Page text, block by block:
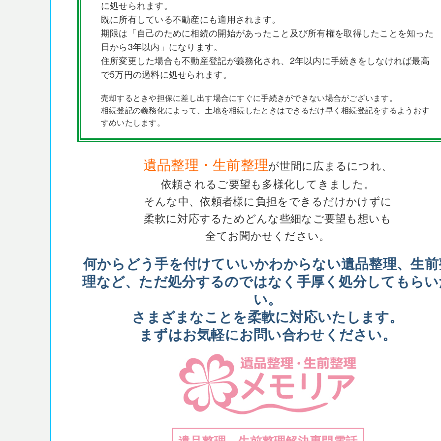
に処せられます。
既に所有している不動産にも適用されます。
期限は「自己のために相続の開始があったこと及び所有権を取得したことを知った
日から3年以内」になります。
住所変更した場合も不動産登記が義務化され、2年以内に手続きをしなければ最高
で5万円の過料に処せられます。
売却するときや担保に差し出す場合にすぐに手続きができない場合がございます。
相続登記の義務化によって、土地を相続したときはできるだけ早く相続登記をするようおす
すめいたします。
遺品整理・生前整理が世間に広まるにつれ、
依頼されるご要望も多様化してきました。
そんな中、依頼者様に負担をできるだけかけずに
柔軟に対応するためどんな些細なご要望も想いも
全てお聞かせください。
何からどう手を付けていいかわからない遺品整理、生
理など、ただ処分するのではなく手厚く処分してもら
い。
さまざまなことを柔軟に対応いたします。
まずはお気軽にお問い合わせください。